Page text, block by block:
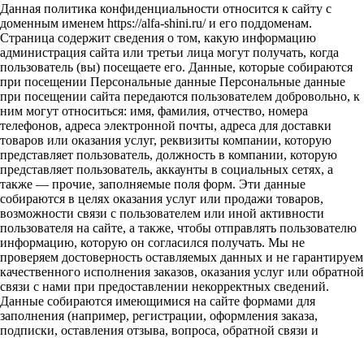
Данная политика конфиденциальности относится к сайту с
доменным именем https://alfa-shini.ru/ и его поддоменам.
Страница содержит сведения о том, какую информацию
администрация сайта или третьи лица могут получать, когда
пользователь (вы) посещаете его. Данные, которые собираются
при посещении Персональные данные Персональные данные
при посещении сайта передаются пользователем добровольно, к
ним могут относиться: имя, фамилия, отчество, номера
телефонов, адреса электронной почты, адреса для доставки
товаров или оказания услуг, реквизиты компании, которую
представляет пользователь, должность в компании, которую
представляет пользователь, аккаунты в социальных сетях, а
также — прочие, заполняемые поля форм. Эти данные
собираются в целях оказания услуг или продажи товаров,
возможности связи с пользователем или иной активности
пользователя на сайте, а также, чтобы отправлять пользователю
информацию, которую он согласился получать. Мы не
проверяем достоверность оставляемых данных и не гарантируем
качественного исполнения заказов, оказания услуг или обратной
связи с нами при предоставлении некорректных сведений.
Данные собираются имеющимися на сайте формами для
заполнения (например, регистрации, оформления заказа,
подписки, оставления отзыва, вопроса, обратной связи и